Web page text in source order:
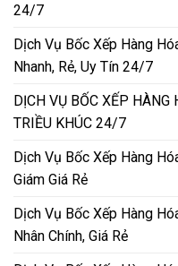
24/7
Dịch Vụ Bốc Xếp Hàng
Nhanh, Rẻ, Uy Tín 24/7
DỊCH VỤ BỐC XẾP
TRIỀU KHÚC 24/7
Dịch Vụ Bốc Xếp Hàng
Giám Giá Rẻ
Dịch Vụ Bốc Xếp Hàng
Nhân Chính, Giá Rẻ